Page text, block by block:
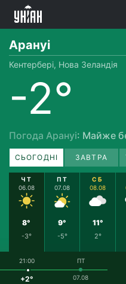
Арануі
Кентербері, Нова Зеландія
-2°
Погода Арануі: Майже
СЬОГОДНІ ЗАВТРА
ЧТ
06.08
8°
-3°
ПТ
07.08
9°
-5°
СБ
08.08
11°
2°
21:00
+2°
ПТ
07.08